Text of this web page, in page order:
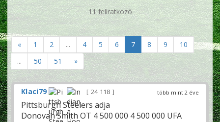
11 feliratkozó
« 1 2 ... 4 5 6 7 8 9
10
...
50 51 »
több mint 2 éve
Klaci79 24 118
Pittsburgh Steelers adja
Donovan Smith OT 4 500 000 4 500 000 UFA